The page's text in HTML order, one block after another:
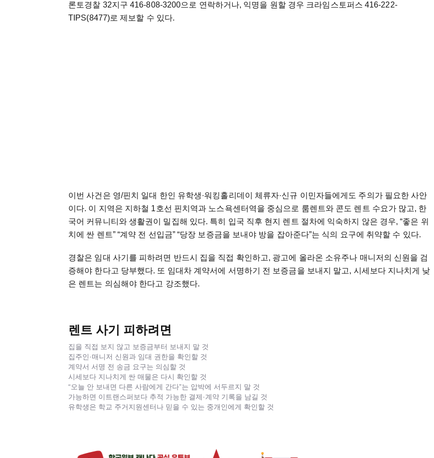
론토경찰 32지구 416-808-3200으로 연락하거나, 익명을 원할 경우 크라임스토퍼스 416-222-
TIPS(8477)로 제보할 수 있다.
이번 사건은 영/핀치 일대 한인 유학생·워킹홀리데이 체류자·신규 이민자들에게도 주의가 필요한 사안
이다. 이 지역은 지하철 1호선 핀치역과 노스욕센터역을 중심으로 룸렌트와 콘도 렌트 수요가 많고, 한
국어 커뮤니티와 생활권이 밀집해 있다. 특히 입국 직후 현지 렌트 절차에 익숙하지 않은 경우, “좋은 위
치에 싼 렌트” “계약 전 선입금” “당장 보증금을 보내야 방을 잡아준다”는 식의 요구에 취약할 수 있다.
경찰은 임대 사기를 피하려면 반드시 집을 직접 확인하고, 광고에 올라온 소유주나 매니저의 신원을 검
증해야 한다고 당부했다. 또 임대차 계약서에 서명하기 전 보증금을 보내지 말고, 시세보다 지나치게 낮
은 렌트는 의심해야 한다고 강조했다.
렌트 사기 피하려면
집을 직접 보지 않고 보증금부터 보내지 말 것
집주인·매니저 신원과 임대 권한을 확인할 것
계약서 서명 전 송금 요구는 의심할 것
시세보다 지나치게 싼 매물은 다시 확인할 것
“오늘 안 보내면 다른 사람에게 간다”는 압박에 서두르지 말 것
가능하면 이트랜스퍼보다 추적 가능한 결제·계약 기록을 남길 것
유학생은 학교 주거지원센터나 믿을 수 있는 중개인에게 확인할 것